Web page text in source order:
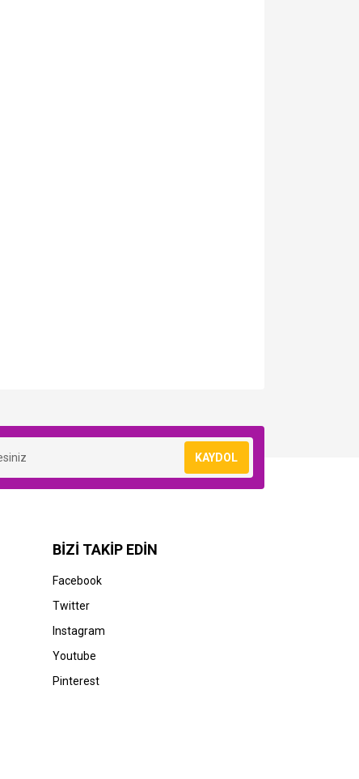
HP
HP CF289X-89X (M507-M528-E50145-
20.304,23 TL
KAYDOL
BİZİ TAKİP EDİN
Facebook
Twitter
Instagram
Youtube
Pinterest